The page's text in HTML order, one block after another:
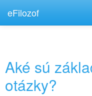
eFilozof
Aké sú
otázky?